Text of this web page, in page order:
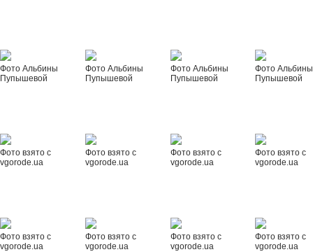
Фото Альбины
Пупышевой
Фото Альбины
Пупышевой
Фото Альбины
Пупышевой
Фото Альбины
Пупышевой
Фото взято с
vgorode.ua
Фото взято с
vgorode.ua
Фото взято с
vgorode.ua
Фото взято с
vgorode.ua
Фото взято с
vgorode.ua
Фото взято с
vgorode.ua
Фото взято с
vgorode.ua
Фото взято с
vgorode.ua